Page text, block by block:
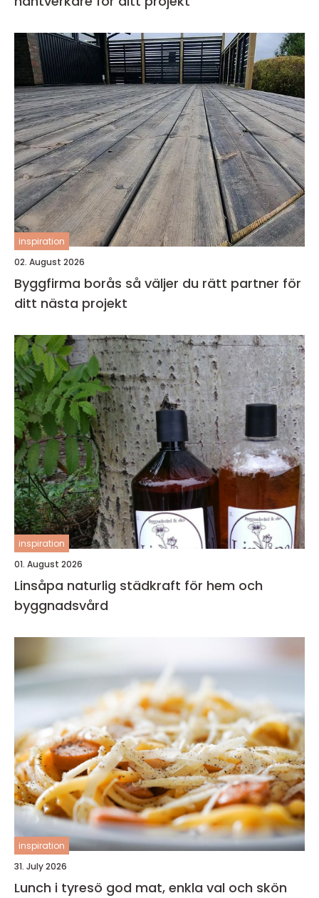
inspiration
02. August 2026
Byggfirma borås så väljer du rätt partner för
ditt nästa projekt
inspiration
01. August 2026
Linsåpa naturlig städkraft för hem och
byggnadsvård
inspiration
31. July 2026
Lunch i tyresö god mat, enkla val och skön